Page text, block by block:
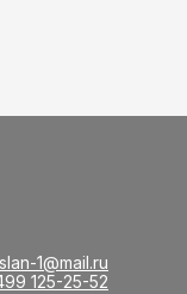
1@mail.ru
125-25-52